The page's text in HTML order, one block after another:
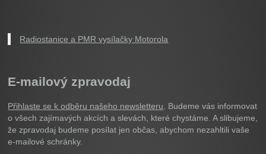
Radiostanice a PMR vysílačky Motorola
E-mailový zpravodaj
Přihlaste se k odběru našeho newsletteru . Budeme vás informovat
o všech zajímavých akcích a slevách, které chystáme. A slibujeme,
že zpravodaj budeme posílat jen občas, abychom nezahltili vaše
e-mailové schránky.